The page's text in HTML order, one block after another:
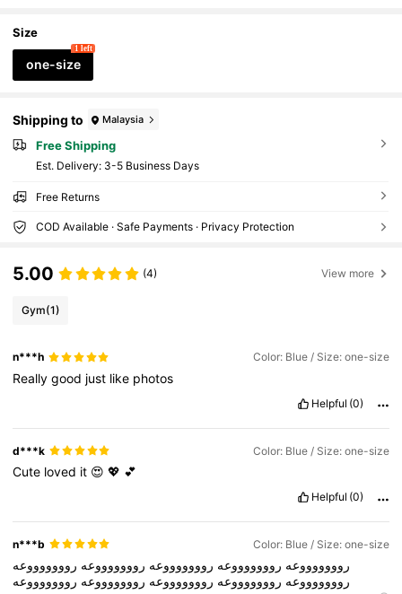
Size
one-size
1 left
Shipping to Malaysia
Free Shipping
​Est. Delivery: 3-5 Business Days
Free Returns
COD Available · Safe Payments · Privacy Protection
5.00 (4) View more
Gym(1)
n***h Color: Blue / Size: one-size
Reallygood just like photos
Helpful (0)
d***k Color: Blue / Size: one-size
Cute loved it 😍💖 💕
Helpful (0)
n***b Color: Blue / Size: one-size
روووووووعه روووووووعه روووووووعه روووووووعه روووووووعه
روووووووعه روووووووعه روووووووعه روووووووعه روووووووعه